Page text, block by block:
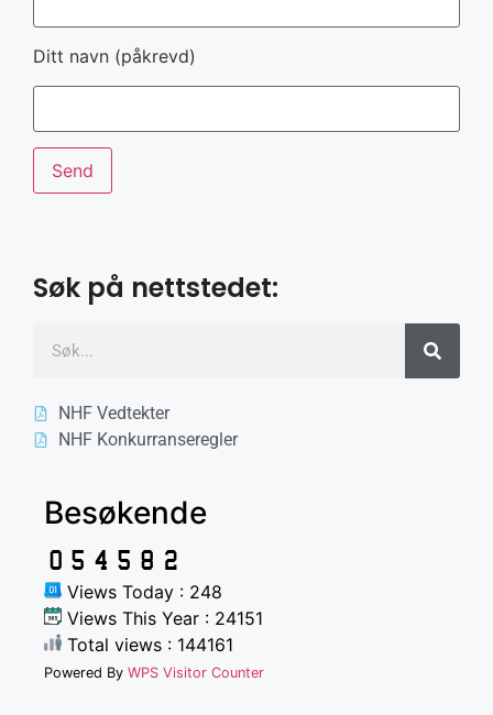
Ditt navn (påkrevd)
Søk på nettstedet:
NHF Vedtekter
NHF Konkurranseregler
Besøkende
Views Today : 248
Views This Year : 24151
Total views : 144161
Powered By WPS Visitor Counter